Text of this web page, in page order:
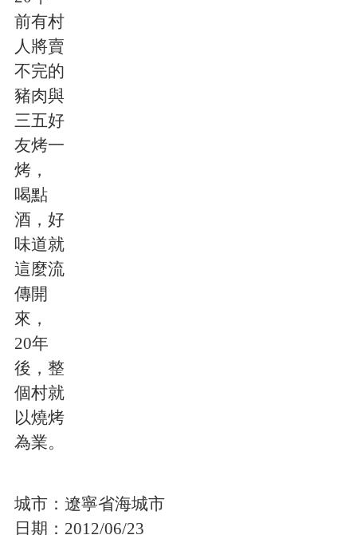
前有村
人將賣
不完的
豬肉與
三五好
友烤一
烤，
喝點
酒，好
味道就
這麼流
傳開
來，
20年
後，整
個村就
以燒烤
為業。
城市： 遼寧省海城市
日期： 2012/06/23